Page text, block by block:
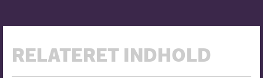
RELATERET INDHOLD